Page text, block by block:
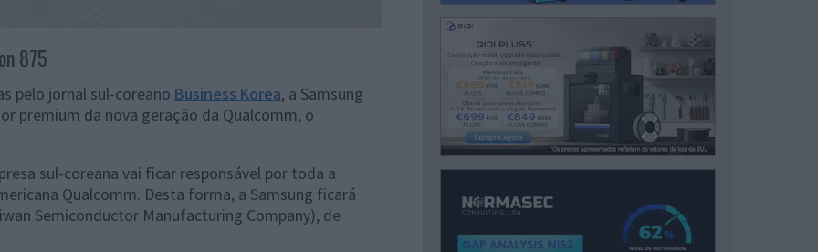
875
pelo jornal sul-coreano Business Korea, a Samsung
premium da nova geração da Qualcomm, o
sul-coreana vai ficar responsável por toda a
Qualcomm. Desta forma, a Samsung ficará
Semiconductor Manufacturing Company), de